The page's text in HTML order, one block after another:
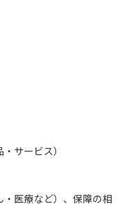
サービス）
医療など）、保障の相